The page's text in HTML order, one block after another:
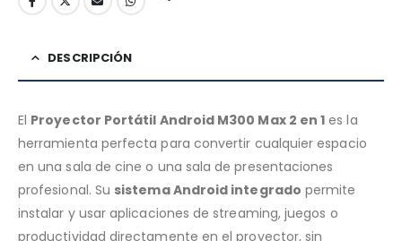
DESCRIPCIÓN
El Proyector Portátil Android M300 Max 2 en 1 es la
herramienta perfecta para convertir cualquier espacio
en una sala de cine o una sala de presentaciones
profesional. Su sistema Android integrado permite
instalar y usar aplicaciones de streaming, juegos o
productividad directamente en el proyector, sin